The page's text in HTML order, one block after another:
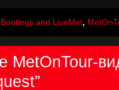
Bootlegs and LiveMet,
MetOnTour-